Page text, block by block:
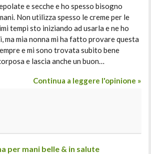
e secche e ho spesso bisogno
Non utilizza spesso le creme per le
tempi sto iniziando ad usarla e ne ho
ma mia nonna mi ha fatto provare questa
e mi sono trovata subito bene
e lascia anche un buon…
Continua a leggere l'opinione »
per mani belle & in salute